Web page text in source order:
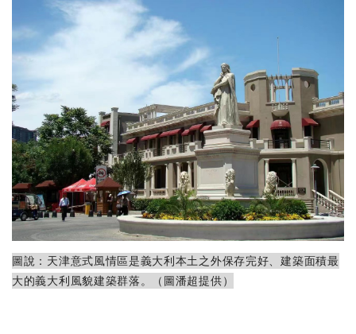
圖說：天津意式風情區是義大利本土之外保存完好、建築面積最
大的義大利風貌建築群落。（圖潘超提供）